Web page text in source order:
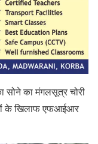
सोने का मंगलसूत्र चोरी
के खिलाफ एफआईआर